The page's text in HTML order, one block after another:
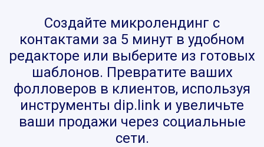
Создайте микролендинг с
контактами за 5 минут в удобном
редакторе или выберите из готовых
шаблонов. Превратите ваших
фолловеров в клиентов, используя
инструменты dip.link и увеличьте
ваши продажи через социальные
сети.